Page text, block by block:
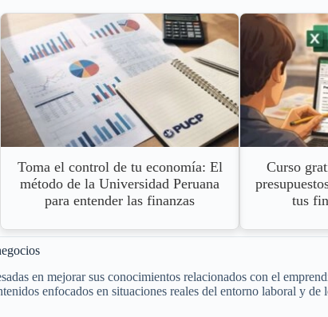
Toma el control de tu economía: El
método de la Universidad Peruana
para entender las finanzas
Curso
tus
en mejorar sus conocimientos relacionados con el
enfocados en situaciones reales del entorno laboral y de